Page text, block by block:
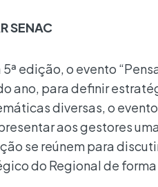
SENAC
5ª edição, o evento
ano, para definir
diversas, o
aos gestores
se reúnem para
do Regional de forma